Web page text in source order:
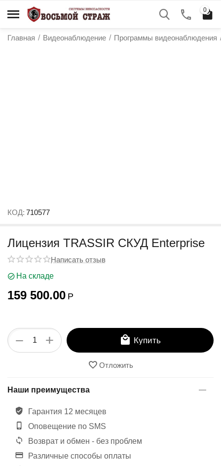
0
Главная / Видеонаблюдение / Программы видеонаблюдения
КОД: 710577
Лицензия TRASSIR СКУД Enterprise
Написать отзыв
На складе
159 500.00 Р
+
− Купить
Отложить
Наши преимущества
Гарантия 12 месяцев
Оповещение по SMS
Возврат и обмен - без проблем
Различные способы оплаты